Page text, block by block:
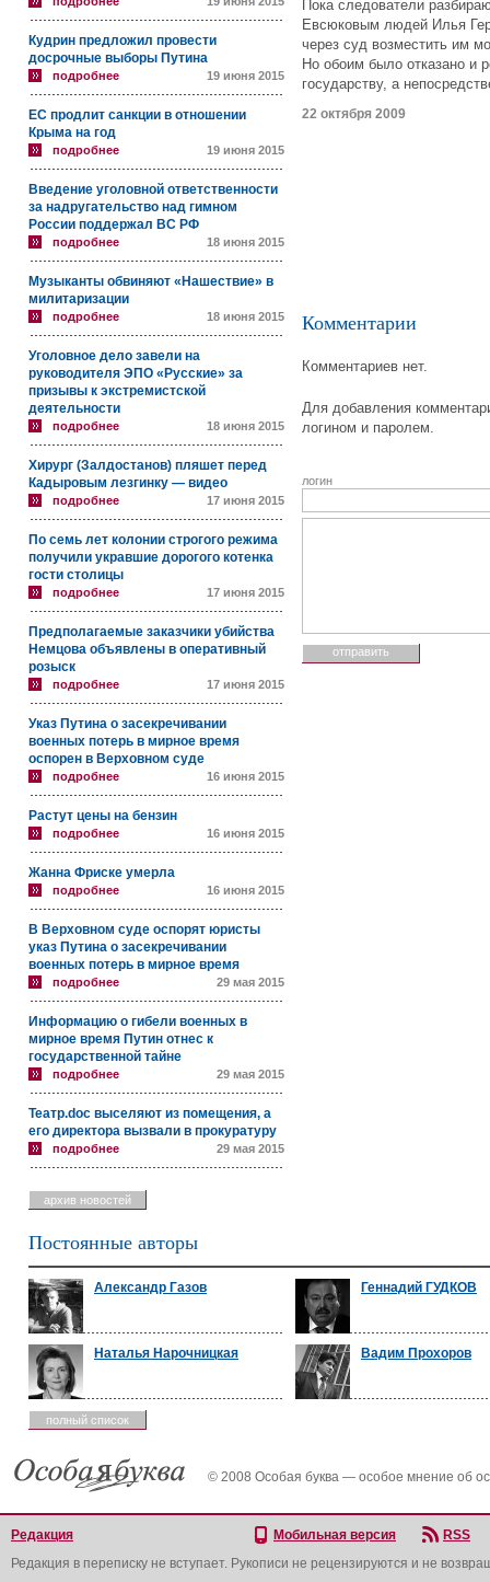
Кудрин предложил провести
досрочные выборы Путина
подробнее 19 июня 2015
ЕС продлит санкции в отношении
Крыма на год
подробнее 19 июня 2015
Введение уголовной ответственности
за надругательство над гимном
России поддержал ВС РФ
подробнее 18 июня 2015
Музыканты обвиняют «Нашествие» в
милитаризации
подробнее 18 июня 2015
Уголовное дело завели на
руководителя ЭПО «Русские» за
призывы к экстремистской
деятельности
подробнее 18 июня 2015
Хирург (Залдостанов) пляшет перед
Кадыровым лезгинку — видео
подробнее 17 июня 2015
По семь лет колонии строгого режима
получили укравшие дорогого котенка
гости столицы
подробнее 17 июня 2015
Предполагаемые заказчики убийства
Немцова объявлены в оперативный
розыск
подробнее 17 июня 2015
Указ Путина о засекречивании
военных потерь в мирное время
оспорен в Верховном суде
подробнее 16 июня 2015
Растут цены на бензин
подробнее 16 июня 2015
Жанна Фриске умерла
подробнее 16 июня 2015
В Верховном суде оспорят юристы
указ Путина о засекречивании
военных потерь в мирное время
подробнее 29 мая 2015
Информацию о гибели военных в
мирное время Путин отнес к
государственной тайне
подробнее 29 мая 2015
Театр.doc выселяют из помещения, а
его директора вызвали в прокуратуру
подробнее 29 мая 2015
архив новостей
Пока следователи
Евсюковым людей Илья
через суд возместить им
Но обоим было отказано и
государству, а
22 октября 2009
Комментарии
Комментариев нет.
Для добавления
логином и паролем.
логин
Постоянные авторы
Александр Газов Геннадий ГУДКОВ
Наталья Нарочницкая Вадим Прохоров
полный список
© 2008 Особая буква — особое мнение об
Редакция Мобильная версия
RSS
Редакция в переписку не вступает. Рукописи не рецензируются и не